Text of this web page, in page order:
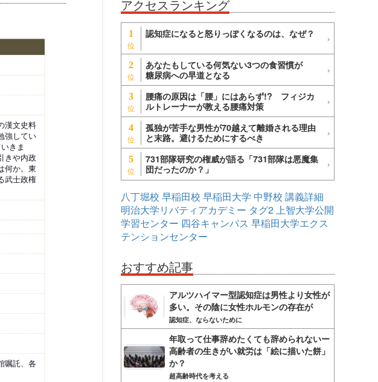
漢文史料
強してい
きま
きや内政
何か。東
武士政権
嘱託、各
アクセスランキング
1 認知症になると怒りっぽくなるのは、なぜ？
2
あなたもしている何気ない3つの食習慣が
糖尿病への早道となる
3
腰痛の原因は「腰」にはあらず!? フィジカ
ルトレーナーが教える腰痛対策
4
孤独が苦手な男性が70越えて離婚される理由
と末路。避けるためにするべき
5
731部隊研究の権威が語る「731部隊は悪魔集
団だったのか？」
八丁堀校 早稲田校 早稲田大学 中野校 講義詳細
明治大学リバティアカデミー タグ2上智大学公開
学習センター 四谷キャンパス 早稲田大学エクス
テンションセンター
おすすめ記事
アルツハイマー型認知症は男性より女性が
多い。その陰に女性ホルモンの存在が
認知症、ならないために
年取って仕事辞めたくても辞められないー
高齢者の生きがい就労は「絵に描いた餅」
か？
超高齢時代を考える